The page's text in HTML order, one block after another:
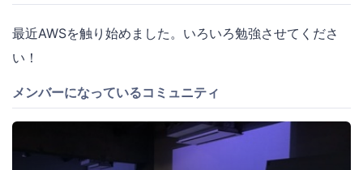
最近AWSを触り始めました。いろいろ勉強させてくださ
い！
メンバーになっているコミュニティ